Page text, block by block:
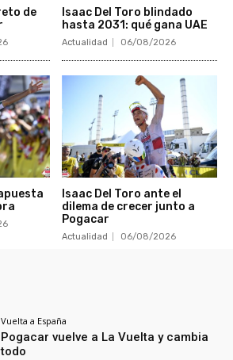
de
Isaac Del Toro blindado
hasta 2031: qué gana UAE
Actualidad 06/08/2026
Isaac Del Toro ante el
dilema de crecer junto a
Pogacar
Actualidad 06/08/2026
Vuelta a España
Pogacar vuelve a La Vuelta y cambia
todo